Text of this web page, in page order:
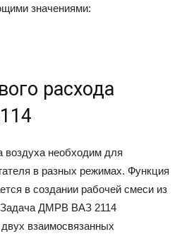
значениями:
расхода
воздуха необходим для
в разных режимах. Функция
в создании рабочей смеси из
Задача ДМРВ ВАЗ 2114
взаимосвязанных